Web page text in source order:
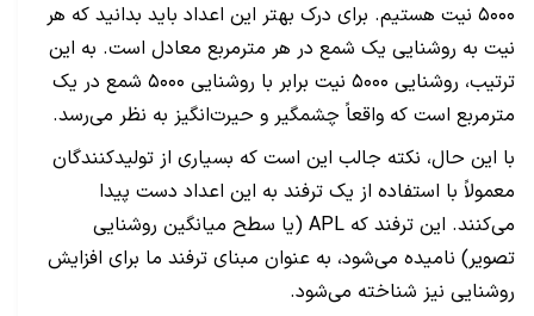
۵۰۰۰ نیت هستیم. برای درک بهتر این اعداد باید بدانید که هر
نیت به روشنایی یک شمع در هر مترمربع معادل است. به این
ترتیب، روشنایی ۵۰۰۰ نیت برابر با روشنایی ۵۰۰۰ شمع در یک
مترمربع است که واقعاً چشمگیر و حیرت‌انگیز به نظر می‌رسد.
با این حال، نکته جالب این است که بسیاری از تولیدکنندگان
معمولاً با استفاده از یک ترفند به این اعداد دست پیدا
می‌کنند. این ترفند که APL (یا سطح میانگین روشنایی
تصویر) نامیده می‌شود، به عنوان مبنای ترفند ما برای افزایش
روشنایی نیز شناخته می‌شود.